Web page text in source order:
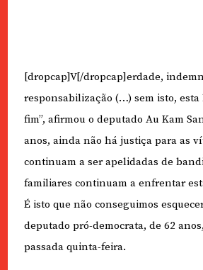
[dropcap]V[/dropcap]erdade,
responsabilização (…) sem isto,
fim”, afirmou o deputado Au Kam
anos, ainda não há justiça para as
continuam a ser apelidadas de
familiares continuam a enfrentar
É isto que não conseguimos
deputado pró-democrata, de 62
passada quinta-feira.